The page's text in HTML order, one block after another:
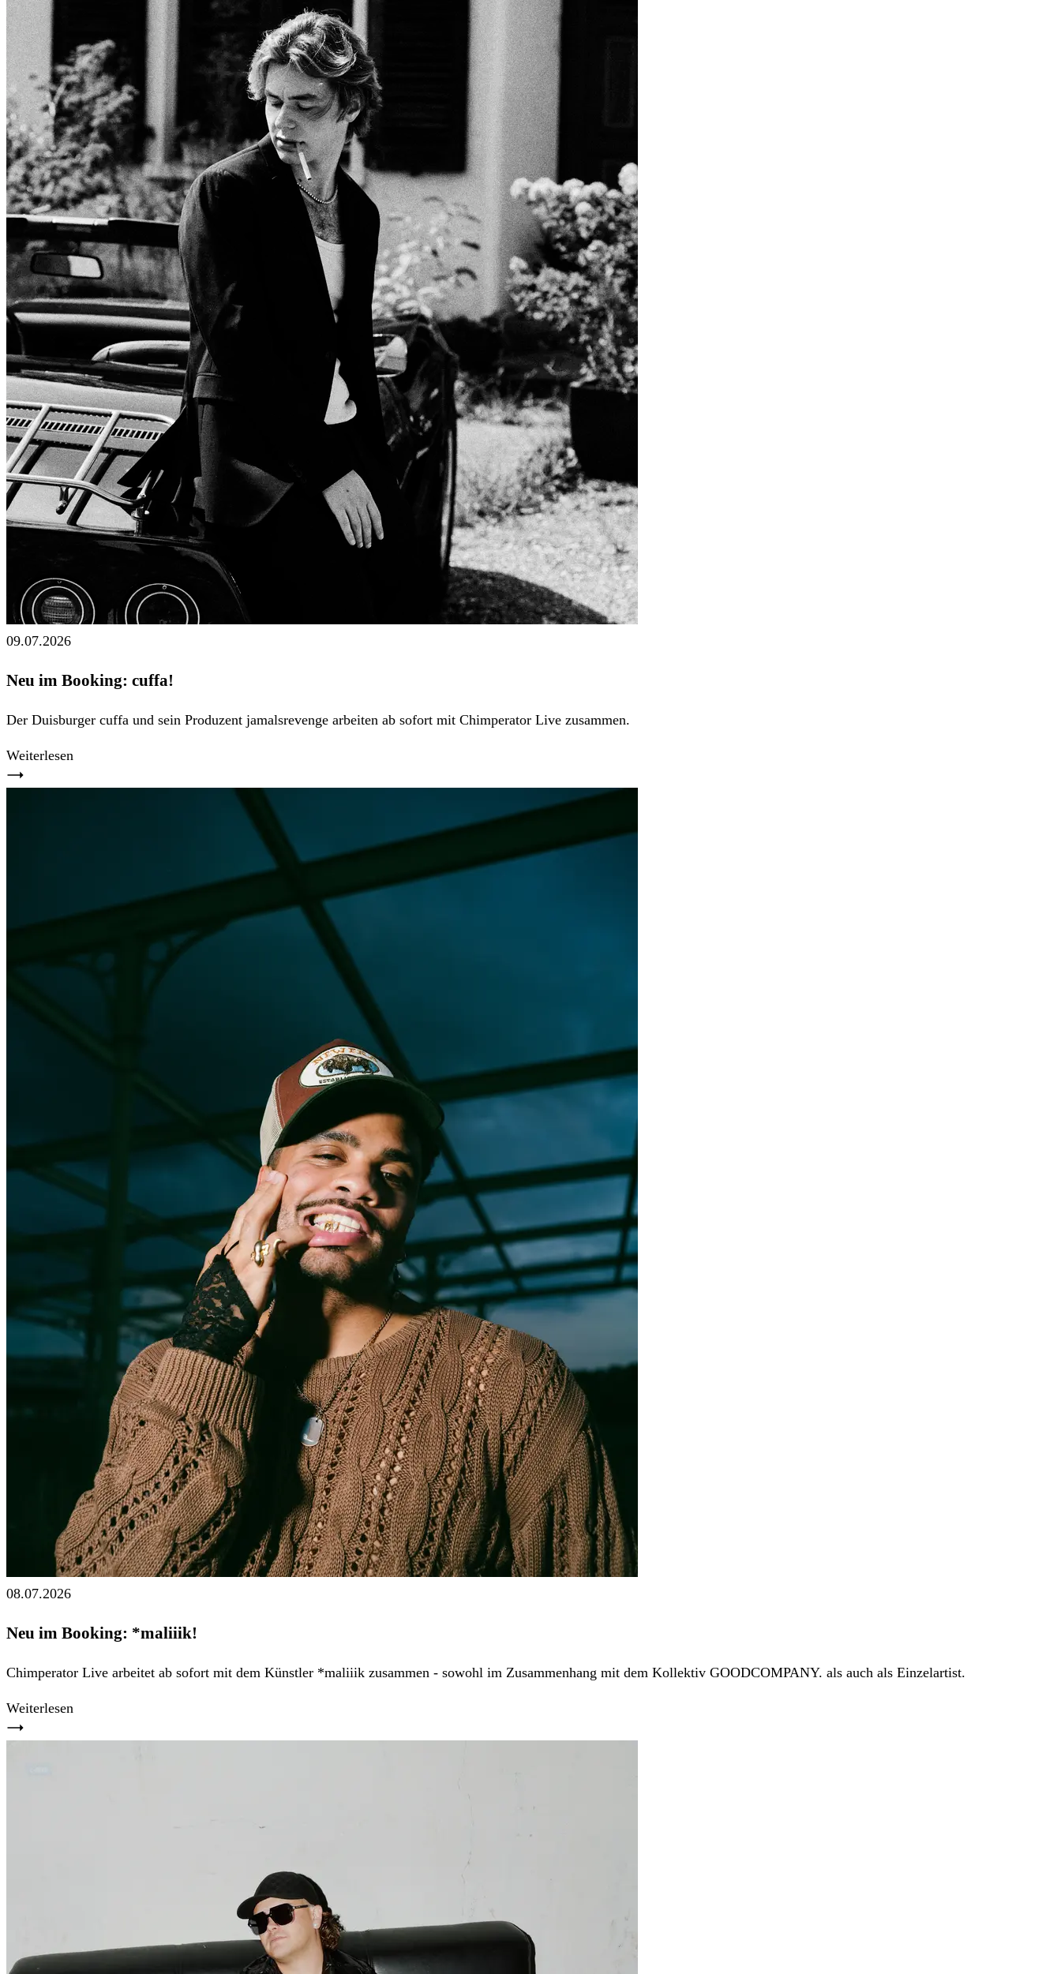
09.07.2026
Neu im Booking: cuffa!
Der Duisburger cuffa und sein Produzent jamalsrevenge arbeiten ab sofort mit Chimperator Live zusammen.
Weiterlesen
08.07.2026
Neu im Booking: *maliiik!
Chimperator Live arbeitet ab sofort mit dem Künstler *maliiik zusammen - sowohl im Zusammenhang mit dem Kollektiv GOODCOMPANY. als auch als Einzelartist.
Weiterlesen